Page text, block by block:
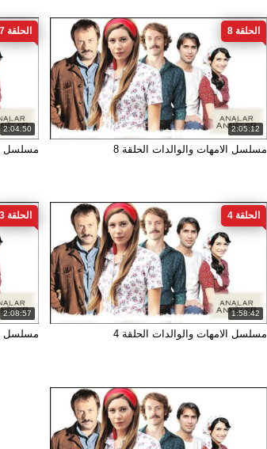
2:05:12
الحلقة 8
مسلسل الامهات والوالدات الحلقة 8
2:04:50
الحلقة 7
مسلسل
1:58:42
الحلقة 4
مسلسل الامهات والوالدات الحلقة 4
2:08:57
الحلقة 3
مسلسل